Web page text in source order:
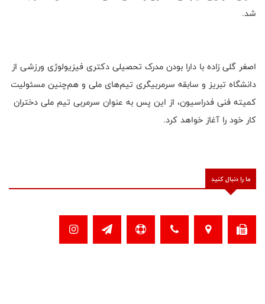
شد.
اصغر گلی زاده با دارا بودن مدرک تحصیلی دکتری فیزیولوژی ورزشی از
دانشگاه تبریز و سابقه سرمربیگری تیم‌های ملی و هم‌چنین مسئولیت
کمیته فنی فدراسیون، از این پس به عنوان سرمربی تیم ملی دختران
کار خود را آغاز خواهد کرد.
ما را دنبال کنید